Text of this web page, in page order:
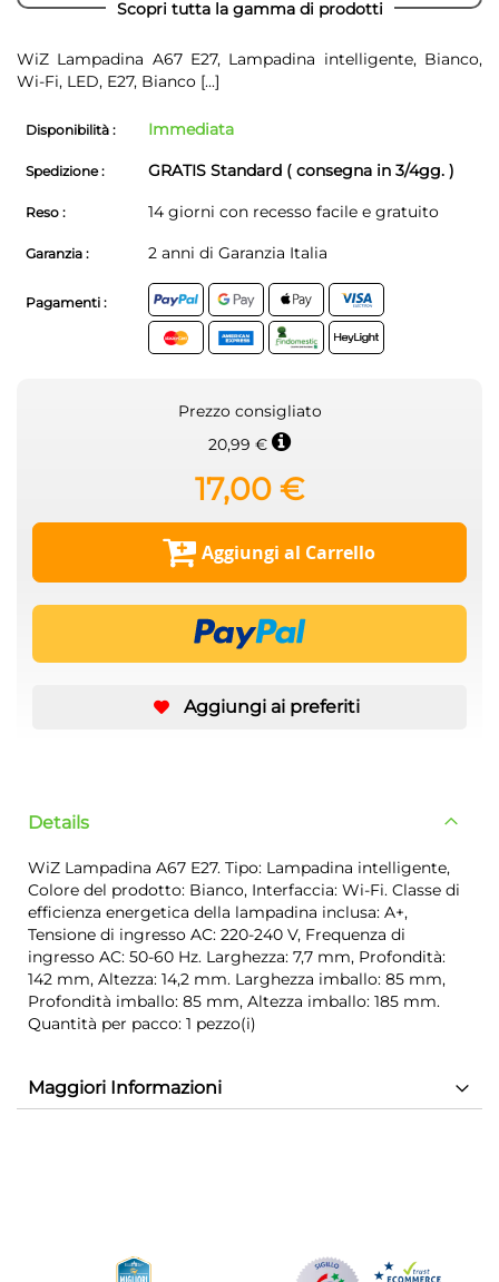
Scopri tutta la gamma di prodotti
WiZ Lampadina A67 E27, Lampadina intelligente, Bianco,
Wi-Fi, LED, E27, Bianco [...]
Disponibilità : Immediata
Spedizione : GRATIS Standard ( consegna in 3/4gg. )
Reso : 14 giorni con recesso facile e gratuito
Garanzia : 2 anni di Garanzia Italia
Pagamenti :
Prezzo consigliato
20,99 €
17,00 €
Aggiungi al Carrello
Aggiungi ai preferiti
Details
WiZ Lampadina A67 E27. Tipo: Lampadina intelligente,
Colore del prodotto: Bianco, Interfaccia: Wi-Fi. Classe di
efficienza energetica della lampadina inclusa: A+,
Tensione di ingresso AC: 220-240 V, Frequenza di
ingresso AC: 50-60 Hz. Larghezza: 7,7 mm, Profondità:
142 mm, Altezza: 14,2 mm. Larghezza imballo: 85 mm,
Profondità imballo: 85 mm, Altezza imballo: 185 mm.
Quantità per pacco: 1 pezzo(i)
Maggiori Informazioni